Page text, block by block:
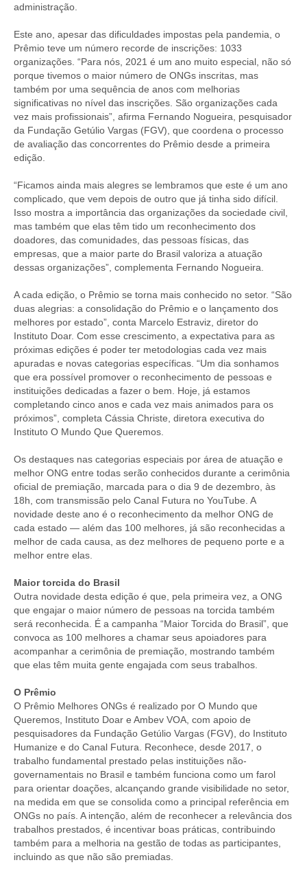
administração.
Este ano, apesar das dificuldades impostas pela pandemia, o
Prêmio teve um número recorde de inscrições: 1033
organizações. “Para nós, 2021 é um ano muito especial, não só
porque tivemos o maior número de ONGs inscritas, mas
também por uma sequência de anos com melhorias
significativas no nível das inscrições. São organizações cada
vez mais profissionais”, afirma Fernando Nogueira, pesquisador
da Fundação Getúlio Vargas (FGV), que coordena o processo
de avaliação das concorrentes do Prêmio desde a primeira
edição.
“Ficamos ainda mais alegres se lembramos que este é um ano
complicado, que vem depois de outro que já tinha sido difícil.
Isso mostra a importância das organizações da sociedade civil,
mas também que elas têm tido um reconhecimento dos
doadores, das comunidades, das pessoas físicas, das
empresas, que a maior parte do Brasil valoriza a atuação
dessas organizações”, complementa Fernando Nogueira.
A cada edição, o Prêmio se torna mais conhecido no setor. “São
duas alegrias: a consolidação do Prêmio e o lançamento dos
melhores por estado”, conta Marcelo Estraviz, diretor do
Instituto Doar. Com esse crescimento, a expectativa para as
próximas edições é poder ter metodologias cada vez mais
apuradas e novas categorias específicas. “Um dia sonhamos
que era possível promover o reconhecimento de pessoas e
instituições dedicadas a fazer o bem. Hoje, já estamos
completando cinco anos e cada vez mais animados para os
próximos”, completa Cássia Christe, diretora executiva do
Instituto O Mundo Que Queremos.
Os destaques nas categorias especiais por área de atuação e
melhor ONG entre todas serão conhecidos durante a cerimônia
oficial de premiação, marcada para o dia 9 de dezembro, às
18h, com transmissão pelo Canal Futura no YouTube. A
novidade deste ano é o reconhecimento da melhor ONG de
cada estado — além das 100 melhores, já são reconhecidas a
melhor de cada causa, as dez melhores de pequeno porte e a
melhor entre elas.
Maior torcida do Brasil
Outra novidade desta edição é que, pela primeira vez, a ONG
que engajar o maior número de pessoas na torcida também
será reconhecida. É a campanha “Maior Torcida do Brasil”, que
convoca as 100 melhores a chamar seus apoiadores para
acompanhar a cerimônia de premiação, mostrando também
que elas têm muita gente engajada com seus trabalhos.
O Prêmio
O Prêmio Melhores ONGs é realizado por O Mundo que
Queremos, Instituto Doar e Ambev VOA, com apoio de
pesquisadores da Fundação Getúlio Vargas (FGV), do Instituto
Humanize e do Canal Futura. Reconhece, desde 2017, o
trabalho fundamental prestado pelas instituições não-
governamentais no Brasil e também funciona como um farol
para orientar doações, alcançando grande visibilidade no setor,
na medida em que se consolida como a principal referência em
ONGs no país. A intenção, além de reconhecer a relevância dos
trabalhos prestados, é incentivar boas práticas, contribuindo
também para a melhoria na gestão de todas as participantes,
incluindo as que não são premiadas.